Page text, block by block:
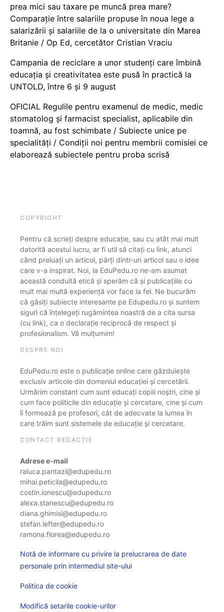
prea mici sau taxare pe muncă prea mare?
Comparație între salariile propuse în noua lege a
salarizării și salariile de la o universitate din Marea
Britanie / Op Ed, cercetător Cristian Vraciu
Campania de reciclare a unor studenți care îmbină
educația și creativitatea este pusă în practică la
UNTOLD, între 6 și 9 august
OFICIAL Regulile pentru examenul de medic, medic
stomatolog și farmacist specialist, aplicabile din
toamnă, au fost schimbate / Subiecte unice pe
specialități / Condiții noi pentru membrii comisiei ce
elaborează subiectele pentru proba scrisă
COPYRIGHT
Pentru că scrieți despre educație, sau cu atât mai mult
datorită acestui lucru, ar fi util să citați cu link, atunci
când preluați un articol, părți dintr-un articol sau o idee
care v-a inspirat. Noi, la EduPedu.ro ne-am asumat
această conduită etică și sperăm că și publicațiile cu
mult mai multă experiență vor face la fel. Ne bucurăm
că găsiți subiecte interesante pe Edupedu.ro și suntem
siguri că înțelegeți rugămintea noastră de a cita sursa
(cu link), ca o declarație reciprocă de respect și
profesionalism. Vă mulțumim!
DESPRE NOI
EduPedu.ro este o publicație online care găzduiește
exclusiv articole din domeniul educației și cercetării.
Urmărim constant cum sunt educați copiii noștri, cine și
cum face politicile din educație și cercetare, cine și cum
îi formează pe profesori, cât de adecvate la lumea în
care trăim sunt sistemele de educație și cercetare.
CONTACT REDACȚIE
Adrese e-mail
raluca.pantazi@edupedu.ro
mihai.peticila@edupedu.ro
costin.ionescu@edupedu.ro
alexa.stanescu@edupedu.ro
diana.ghimisi@edupedu.ro
stefan.lefter@edupedu.ro
ramona.florea@edupedu.ro
Notă de informare cu privire la prelucrarea de date
personale prin intermediul site-ului
Politica de cookie
Modifică setarile cookie-urilor